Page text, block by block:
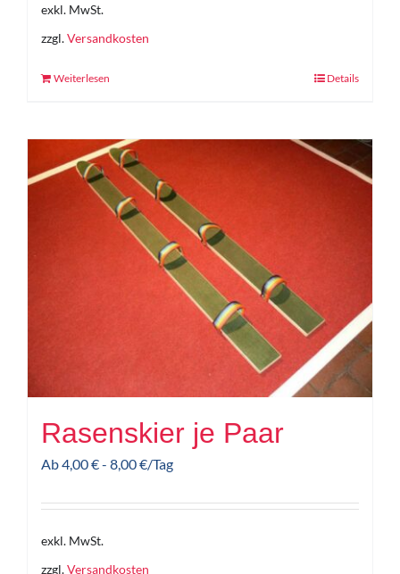
exkl. MwSt.
zzgl.Versandkosten
Weiterlesen Details
Rasenskier je Paar
Ab4,00€- 8,00€/Tag
exkl. MwSt.
zzgl.Versandkosten